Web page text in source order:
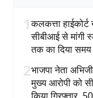
1कलकत्ता
सीबीआई से मांगी
तक का दिया समय
2भाजपा नेता
मुख्य आरोपी को